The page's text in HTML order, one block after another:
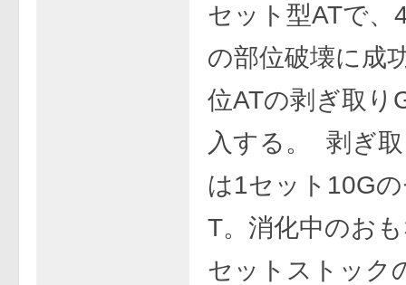
セット型ATで、
の部位破壊に成
位ATの剥ぎ取り
入する。 剥ぎ
は1セット10G
T。消化中のお
セットストック